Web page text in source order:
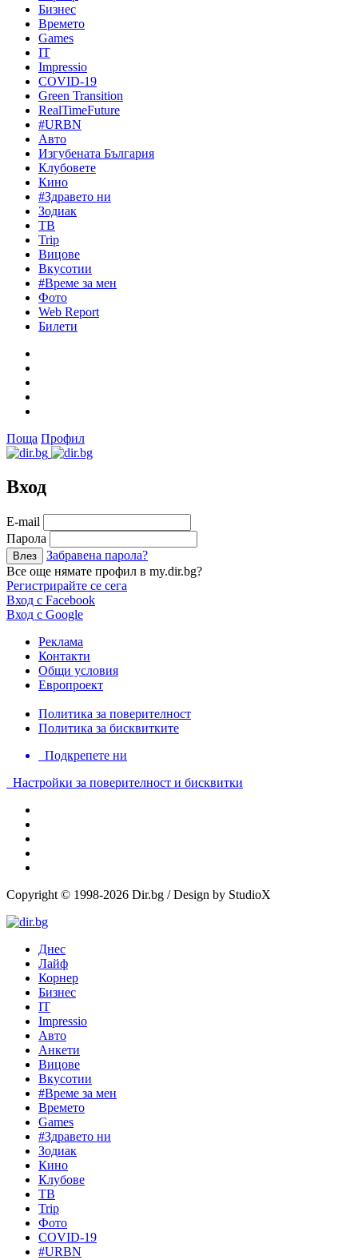
Бизнес
Времето
Games
IT
Impressio
COVID-19
Green Transition
RealTimeFuture
#URBN
Авто
Изгубената България
Клубовете
Кино
#Здравето ни
Зодиак
ТВ
Trip
Вицове
Вкусотии
#Време за мен
Фото
Web Report
Билети
Поща Профил
Вход
Е-mail
Парола
Забравена парола?
Все още нямате профил в my.dir.bg?
Регистрирайте се сега
Вход с Facebook
Вход с Google
Реклама
Контакти
Общи условия
Европроект
Политика за поверителност
Политика за бисквитките
Подкрепете ни
Настройки за поверителност и бисквитки
Copyright © 1998-2026 Dir.bg / Design by StudioX
Днес
Лайф
Корнер
Бизнес
IT
Impressio
Авто
Анкети
Вицове
Вкусотии
#Време за мен
Времето
Games
#Здравето ни
Зодиак
Кино
Клубове
ТВ
Trip
Фото
COVID-19
#URBN